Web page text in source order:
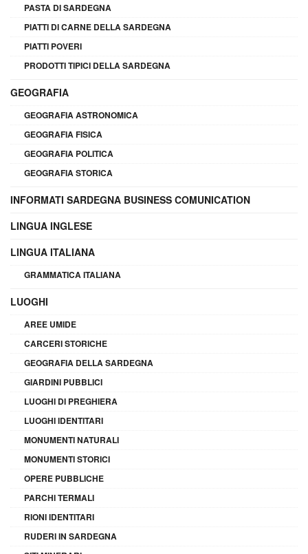
PASTA DI SARDEGNA
PIATTI DI CARNE DELLA SARDEGNA
PIATTI POVERI
PRODOTTI TIPICI DELLA SARDEGNA
GEOGRAFIA
GEOGRAFIA ASTRONOMICA
GEOGRAFIA FISICA
GEOGRAFIA POLITICA
GEOGRAFIA STORICA
INFORMATI SARDEGNA BUSINESS COMUNICATION
LINGUA INGLESE
LINGUA ITALIANA
GRAMMATICA ITALIANA
LUOGHI
AREE UMIDE
CARCERI STORICHE
GEOGRAFIA DELLA SARDEGNA
GIARDINI PUBBLICI
LUOGHI DI PREGHIERA
LUOGHI IDENTITARI
MONUMENTI NATURALI
MONUMENTI STORICI
OPERE PUBBLICHE
PARCHI TERMALI
RIONI IDENTITARI
RUDERI IN SARDEGNA